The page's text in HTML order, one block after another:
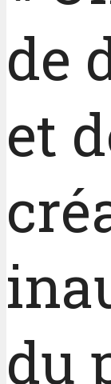
de
et
du